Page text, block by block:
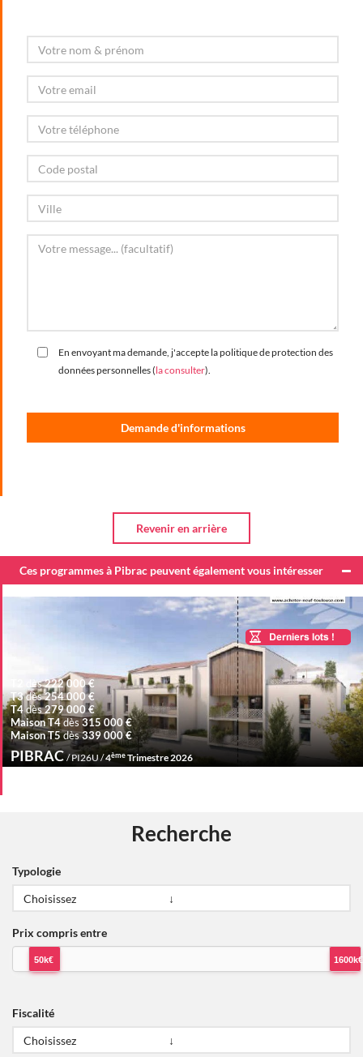
En envoyant ma demande, j'accepte la politique de protection des
données personnelles (la consulter).
Ces programmes à Pibrac peuvent également vous intéresser
dès222 000 €
T3dès254 000 €
T4dès279 000 €
Maison T4dès315 000 €
Maison T5dès339 000 €
PIBRAC/ PI26U /4èmeTrimestre 2026
Recherche
Typologie
Prix compris entre
50k€ 1600k€
Fiscalité